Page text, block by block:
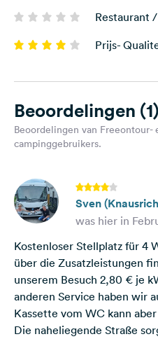
Restaurant
Prijs-
Beoordelingen (1)
Beoordelingen van Freeontour-
campinggebruikers.
Sven
was hier in
Kostenloser Stellplatz für 4
über die Zusatzleistungen
unserem Besuch 2,80 € je
anderen Service haben wir
Kassette vom WC kann
Die naheliegende Straße